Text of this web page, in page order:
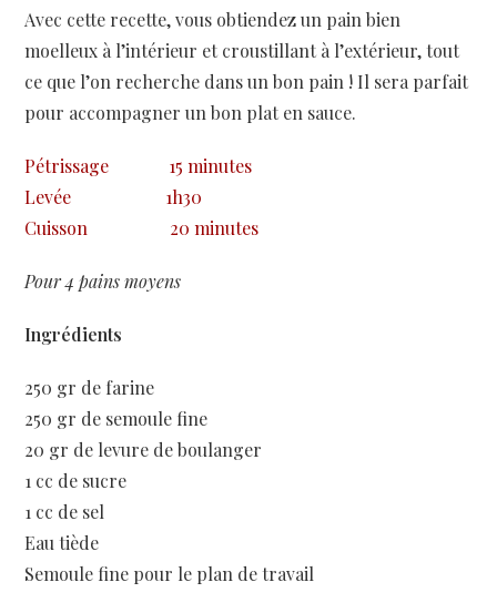
Avec cette recette, vous obtiendez un pain bien
moelleux à l’intérieur et croustillant à l’extérieur, tout
ce que l’on recherche dans un bon pain ! Il sera parfait
pour accompagner un bon plat en sauce.
Pétrissage
15 minutes
Levée
1h30
Cuisson
20 minutes
Pour 4 pains moyens
Ingrédients
250 gr de farine
250 gr de semoule fine
20 gr de levure de boulanger
1 cc de sucre
1 cc de sel
Eau tiède
Semoule fine pour le plan de travail